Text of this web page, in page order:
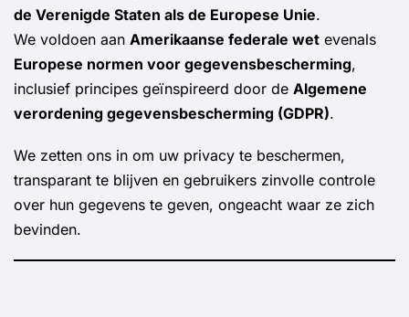
de Verenigde Staten als de Europese Unie.
We voldoen aan Amerikaanse federale wet evenals
Europese normen voor gegevensbescherming,
inclusief principes geïnspireerd door de Algemene
verordening gegevensbescherming (GDPR).
We zetten ons in om uw privacy te beschermen,
transparant te blijven en gebruikers zinvolle controle
over hun gegevens te geven, ongeacht waar ze zich
bevinden.